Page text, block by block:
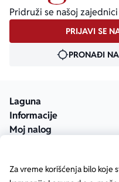
Za vreme korišćenja bilo koje
Pridruži se našoj
PRIJAVI SE
PRONAĐI
Laguna
Informacije
Moj nalog